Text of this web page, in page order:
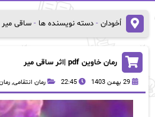
اُخودان- دسته نویسنده ها - ساقی میر
رمان خاوین pdf |اثر ساقی میر
29 بهمن 1403 22:45 رمان انتقامی,